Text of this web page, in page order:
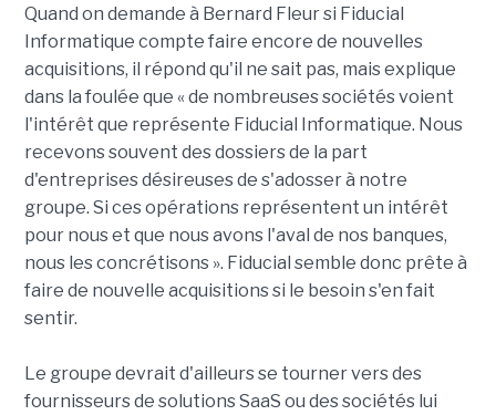
Quand on demande à Bernard Fleur si Fiducial
Informatique compte faire encore de nouvelles
acquisitions, il répond qu'il ne sait pas, mais explique
dans la foulée que « de nombreuses sociétés voient
l'intérêt que représente Fiducial Informatique. Nous
recevons souvent des dossiers de la part
d'entreprises désireuses de s'adosser à notre
groupe. Si ces opérations représentent un intérêt
pour nous et que nous avons l'aval de nos banques,
nous les concrétisons ». Fiducial semble donc prête à
faire de nouvelle acquisitions si le besoin s'en fait
sentir.
Le groupe devrait d'ailleurs se tourner vers des
fournisseurs de solutions SaaS ou des sociétés lui